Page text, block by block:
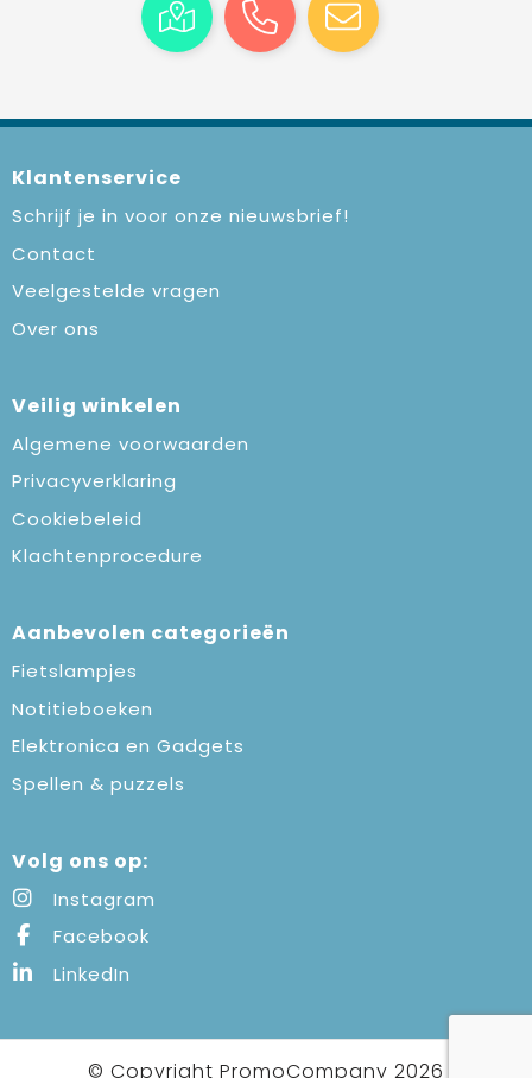
Klantenservice
Schrijf je in voor onze nieuwsbrief!
Contact
Veelgestelde vragen
Over ons
Veilig winkelen
Algemene voorwaarden
Privacyverklaring
Cookiebeleid
Klachtenprocedure
Aanbevolen categorieën
Fietslampjes
Notitieboeken
Elektronica en Gadgets
Spellen & puzzels
Volg ons op:
Instagram
Facebook
LinkedIn
© Copyright PromoCompany 2026